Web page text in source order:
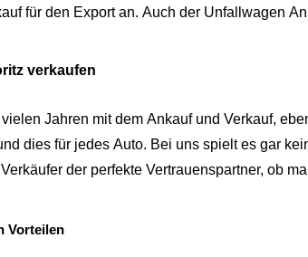
Wir bieten Ihnen schweizweiten Auto Ankauf für den Export an. Auch der Unfallwagen
verkaufen
beschäftigt
spielt es gar keine Rolle, ob ihr Fahrzeug einen
der perfekte Vertrauenspartner, ob
Vorteilen